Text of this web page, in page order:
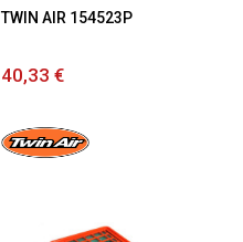
TWIN AIR 154523P
40,33 €